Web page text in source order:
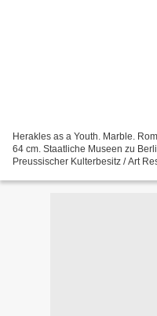
Herakles as a Youth. Marble.
64 cm. Staatliche Museen zu
Preussischer Kulterbesitz / Art